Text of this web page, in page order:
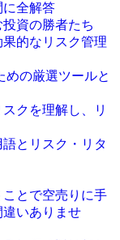
に全解答
資の勝者たち
的なリスク管理
めの厳選ツールと
クを理解し、リ
とリスク・リタ
ことで空売りに手
いありませ